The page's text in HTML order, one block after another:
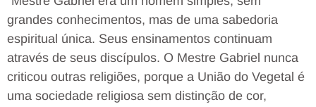
grandes conhecimentos, mas de uma sabedoria
espiritual única. Seus ensinamentos continuam
através de seus discípulos. O Mestre Gabriel nunca
criticou outras religiões, porque a União do Vegetal é
uma sociedade religiosa sem distinção de cor,